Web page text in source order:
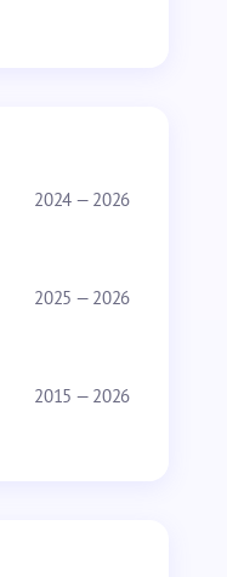
2024 — 2026
2025 — 2026
2015 — 2026